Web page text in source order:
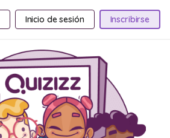
Inicio de sesión Inscribirse